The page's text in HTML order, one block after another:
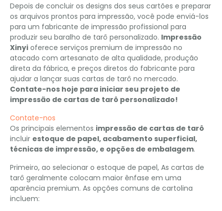
Depois de concluir os designs dos seus cartões e preparar
os arquivos prontos para impressão, você pode enviá-los
para um fabricante de impressão profissional para
produzir seu baralho de tarô personalizado. Impressão
Xinyi oferece serviços premium de impressão no
atacado com artesanato de alta qualidade, produção
direta da fábrica, e preços diretos do fabricante para
ajudar a lançar suas cartas de tarô no mercado.
Contate-nos hoje para iniciar seu projeto de
impressão de cartas de tarô personalizado!
Contate-nos
Os principais elementos impressão de cartas de tarô
incluir estoque de papel, acabamento superficial,
técnicas de impressão, e opções de embalagem.
Primeiro, ao selecionar o estoque de papel, As cartas de
tarô geralmente colocam maior ênfase em uma
aparência premium. As opções comuns de cartolina
incluem: